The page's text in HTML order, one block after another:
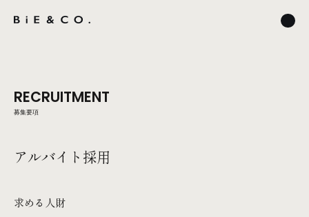
RECRUITMENT
募集要項
アルバイト採用
求める人財